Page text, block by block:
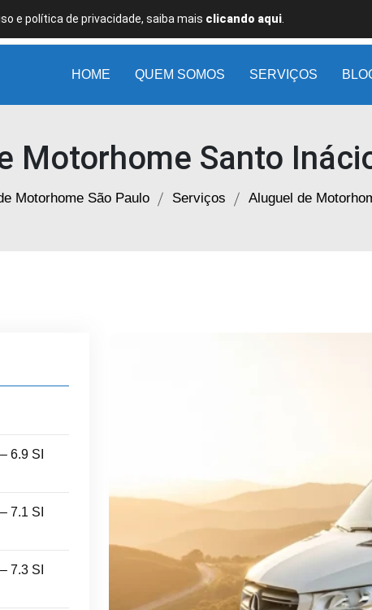
HOME QUEM SOMOS SERVIÇOS
Motorhome Santo
Motorhome São Paulo Serviços Aluguel de
6.9 SI
7.1 SI
7.3 SI
e política de privacidade, saiba mais clicando aqui